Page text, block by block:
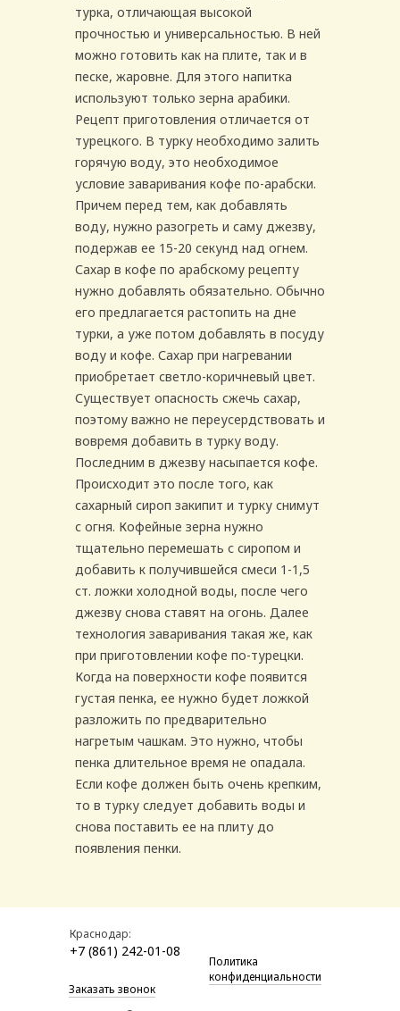
турка, отличающая высокой
прочностью и универсальностью. В ней
можно готовить как на плите, так и в
песке, жаровне. Для этого напитка
используют только зерна арабики.
Рецепт приготовления отличается от
турецкого. В турку необходимо залить
горячую воду, это необходимое
условие заваривания кофе по-арабски.
Причем перед тем, как добавлять
воду, нужно разогреть и саму джезву,
подержав ее 15-20 секунд над огнем.
Сахар в кофе по арабскому рецепту
нужно добавлять обязательно. Обычно
его предлагается растопить на дне
турки, а уже потом добавлять в посуду
воду и кофе. Сахар при нагревании
приобретает светло-коричневый цвет.
Существует опасность сжечь сахар,
поэтому важно не переусердствовать и
вовремя добавить в турку воду.
Последним в джезву насыпается кофе.
Происходит это после того, как
сахарный сироп закипит и турку снимут
с огня. Кофейные зерна нужно
тщательно перемешать с сиропом и
добавить к получившейся смеси 1-1,5
ст. ложки холодной воды, после чего
джезву снова ставят на огонь. Далее
технология заваривания такая же, как
при приготовлении кофе по-турецки.
Когда на поверхности кофе появится
густая пенка, ее нужно будет ложкой
разложить по предварительно
нагретым чашкам. Это нужно, чтобы
пенка длительное время не опадала.
Если кофе должен быть очень крепким,
то в турку следует добавить воды и
снова поставить ее на плиту до
появления пенки.
Краснодар:
+7 (861) 242-01-08
Заказать звонок
Политика
конфиденциальности